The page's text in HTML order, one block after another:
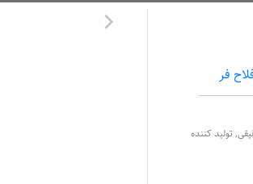
فر
تولید کننده